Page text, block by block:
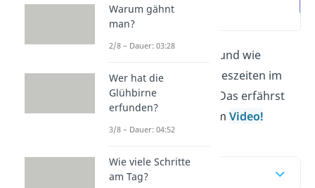
Wann ist
und wie
verändern sich die Tageszeiten im
Sommer und Winter? Das erfährst
du hierund in unseremVideo!
Inhaltsübersicht
Warum gähnt
man?
2/8 – Dauer: 03:28
Wer hat die
Glühbirne
erfunden?
3/8 – Dauer: 04:52
Wie viele Schritte
am Tag?